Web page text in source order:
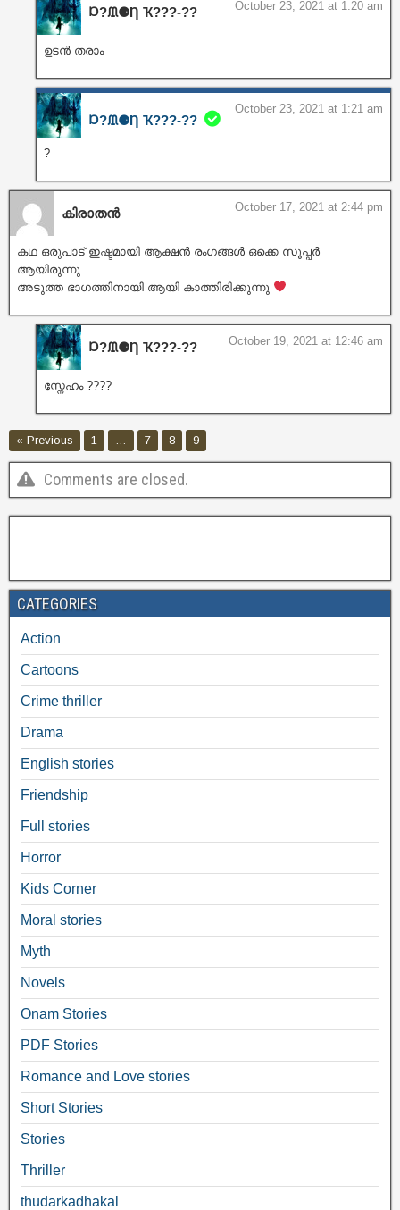
Ɒ?ᙢ⚈Ƞ Ҡ???‐?? October 23, 2021 at 1:20 am
ഉടൻ തരാം
Ɒ?ᙢ⚈Ƞ Ҡ???‐??
October 23, 2021 at 1:21 am
?
കിരാതൻ October 17, 2021 at 2:44 pm
കഥ ഒരുപാട് ഇഷ്ടമായി ആക്ഷൻ രംഗങ്ങൾ ഒക്കെ സൂപ്പർ
ആയിരുന്നു…..
അടുത്ത ഭാഗത്തിനായി ആയി കാത്തിരിക്കുന്നു
Ɒ?ᙢ⚈Ƞ Ҡ???‐?? October 19, 2021 at 12:46 am
സ്നേഹം ????
« Previous 1 7 8 9
Comments are closed.
CATEGORIES
Action
Cartoons
Crime thriller
Drama
English stories
Friendship
Full stories
Horror
Kids Corner
Moral stories
Myth
Novels
Onam Stories
PDF Stories
Romance and Love stories
Short Stories
Stories
Thriller
thudarkadhakal